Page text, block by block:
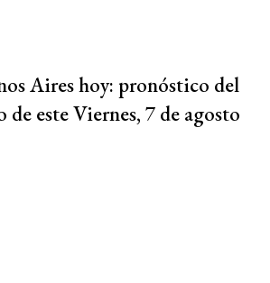
Aires hoy: pronóstico del
este Viernes, 7 de agosto